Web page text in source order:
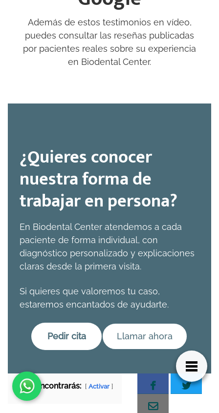
Además de estos testimonios en vídeo,
puedes consultar las reseñas publicadas
por pacientes reales sobre su experiencia
en Biodental Center.
¿Quieres conocer
nuestra forma de
trabajar en persona?
En Biodental Center atendemos a cada
paciente de forma individual, con
diagnóstico personalizado y explicaciones
claras desde la primera visita.
Si quieres que valoremos tu caso,
estaremos encantados de ayudarte.
Pedir cita Llamar ahora
Aquí encontrarás: Activar